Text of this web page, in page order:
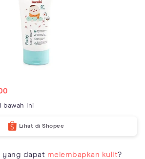
bawah ini
Lihat di Shopee
yang dapat melembapkan kulit?